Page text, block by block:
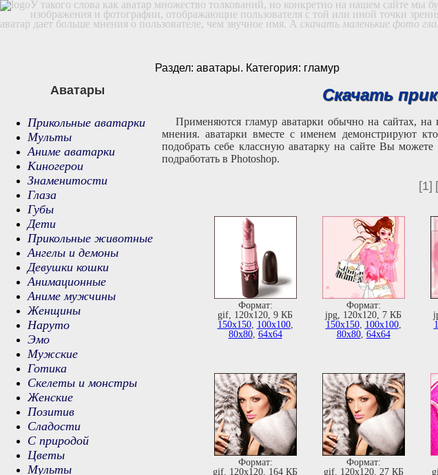
У такого слова как аватар множество толкований, но конкретно на нашем сайте мы
изображения и фотографии, отображающие пользователя с той или иной точки
аватар дает больше мнения о пользователе, чем звучное имя. А скачать маленькие фото
Раздел: аватары. Категория: гламур
Скачать
Применяются гламур аватарки обычно на сайтах,
мнения. аватарки вместе с именем демонстрируют
подобрать себе классную аватарку на сайте Вы можете
подработать в Photoshop.
[1]
Формат:
gif, 120х120, 9 КБ
150х150, 100х100,
80х80, 64х64
Формат:
jpg, 120х120, 7 КБ
150х150, 100х100,
80х80, 64х64
Формат:
gif, 120х120, 164 КБ
Формат:
gif, 120х120, 27 КБ
Аватары
Прикольные аватарки
Мульты
Аниме аватарки
Киногерои
Знаменитости
Глаза
Губы
Дети
Прикольные животные
Ангелы и демоны
Девушки кошки
Анимационные
Аниме мужчины
Женщины
Наруто
Эмо
Мужские
Готика
Скелеты и монстры
Женские
Позитив
Сладости
С природой
Цветы
Мульты